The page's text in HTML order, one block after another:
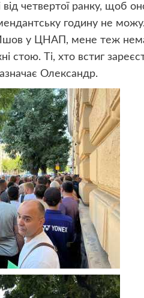
від четвертої ранку, щоб
годину не
у ЦНАП, мене теж
стою. Ті, хто встиг
Олександр.